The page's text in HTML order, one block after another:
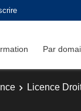
Par
Licence